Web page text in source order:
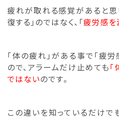
疲れが取れる感覚があると思
復する」 のではなく、「疲労感を
「体の疲れ」がある事で「疲労
ので、アラームだけ止めても 「
ではないのです。
この違いを知っているだけでも